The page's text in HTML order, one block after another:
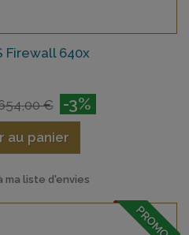
Firewall 640x
€ -3%
au panier
ma liste d'envies
PROMO !